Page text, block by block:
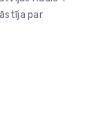
par